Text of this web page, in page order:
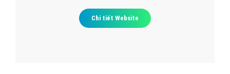
Chi tiết Website